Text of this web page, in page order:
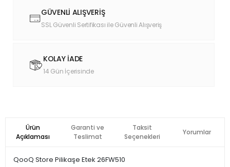
GÜVENLİ ALIŞVERİŞ
SSL Güvenli Sertifikası ile Güvenli Alışveriş
KOLAY İADE
14 Gün İçerisinde
Ürün
Açıklaması
Garanti ve
Teslimat
Taksit
Seçenekleri
Yorumlar
QooQ Store Pilikaşe Etek 26FW510